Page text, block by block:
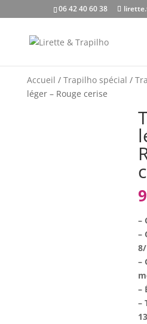
06 42 40 60 38
Accueil / Trapilho spécial /
léger – Rouge cerise
–
–
–
–
–